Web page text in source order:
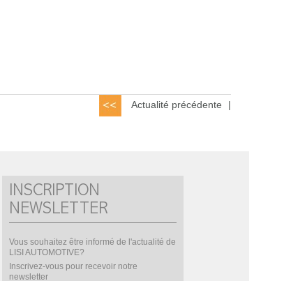
Actualité précédente |
INSCRIPTION
NEWSLETTER
Vous souhaitez être informé de l'actualité de
LISI AUTOMOTIVE?
Inscrivez-vous pour recevoir notre
newsletter